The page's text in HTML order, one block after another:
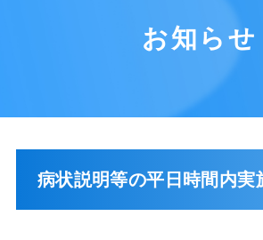
お知らせ
病状説明等の平日時間内実